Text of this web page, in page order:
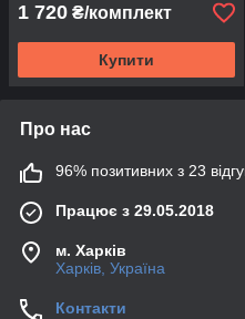
1 720 ₴/комплект
Купити
Про нас
96% позитивних з 23
Працює з 29.05.2018
м. Харків
Харків, Україна
Контакти